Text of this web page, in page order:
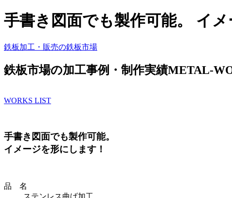
手書き図面でも製作可能。 イ
鉄板加工・販売の鉄板市場
鉄板市場の加工事例・制作実績METAL-
WORKS LIST
手書き図面でも製作可能。
イメージを形にします！
品 名